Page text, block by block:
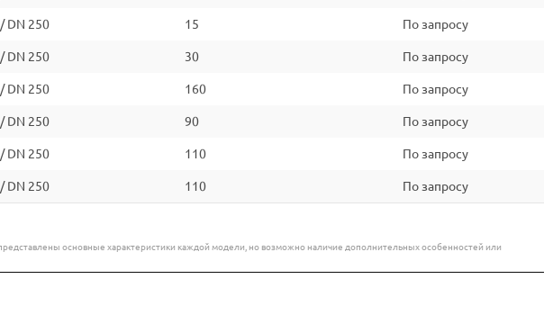
DN 250 15 По запросу
DN 250 30 По запросу
DN 250 160 По запросу
DN 250 90 По запросу
DN 250 110 По запросу
DN 250 110 По запросу
основные характеристики каждой модели, но возможно наличие дополнительных особенностей или